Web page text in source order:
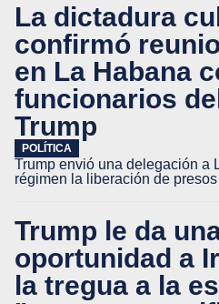
La dictadura
confirmó
en La Habana
funcionarios
Trump
POLÍTICA
Trump envió una delegación a
régimen la liberación de
Trump le da
oportunidad a
la tregua a la